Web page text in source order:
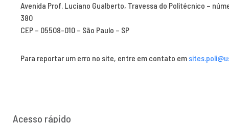
Avenida Prof. Luciano Gualberto, Travessa do Politécnico –
380
CEP – 05508-010 – São Paulo – SP
Para reportar um erro no site, entre em contato em
Acesso rápido